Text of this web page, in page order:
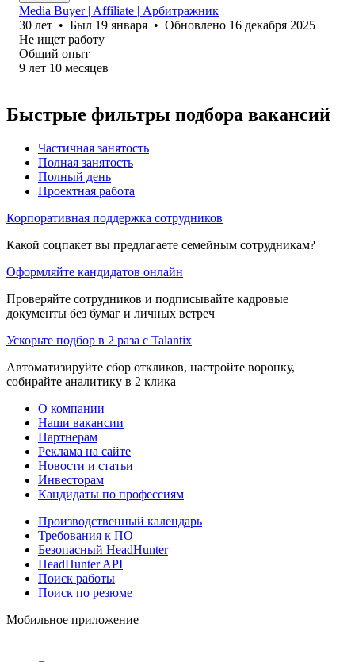
Media Buyer | Affiliate | Арбитражник
30 лет • Был 19 января • Обновлено 16 декабря 2025
Не ищет работу
Общий опыт
9 лет 10 месяцев
Быстрые фильтры подбора вакансий
Частичная занятость
Полная занятость
Полный день
Проектная работа
Корпоративная поддержка сотрудников
Какой соцпакет вы предлагаете семейным сотрудникам?
Оформляйте кандидатов онлайн
Проверяйте сотрудников и подписывайте кадровые
документы без бумаг и личных встреч
Ускорьте подбор в 2 раза с Talantix
Автоматизируйте сбор откликов, настройте воронку,
собирайте аналитику в 2 клика
О компании
Наши вакансии
Партнерам
Реклама на сайте
Новости и статьи
Инвесторам
Кандидаты по профессиям
Производственный календарь
Требования к ПО
Безопасный HeadHunter
HeadHunter API
Поиск работы
Поиск по резюме
Мобильное приложение